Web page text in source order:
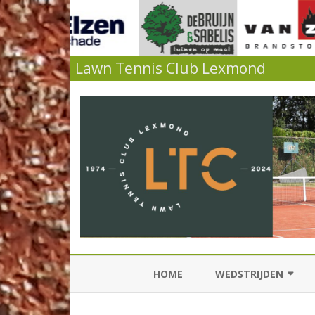
Lawn Tennis Club Lexmond
HOME WEDSTRIJDEN